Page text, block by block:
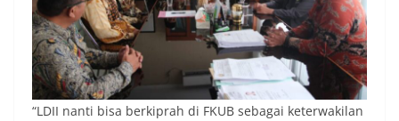
“LDII nanti bisa berkiprah di FKUB sebagai keterwakilan